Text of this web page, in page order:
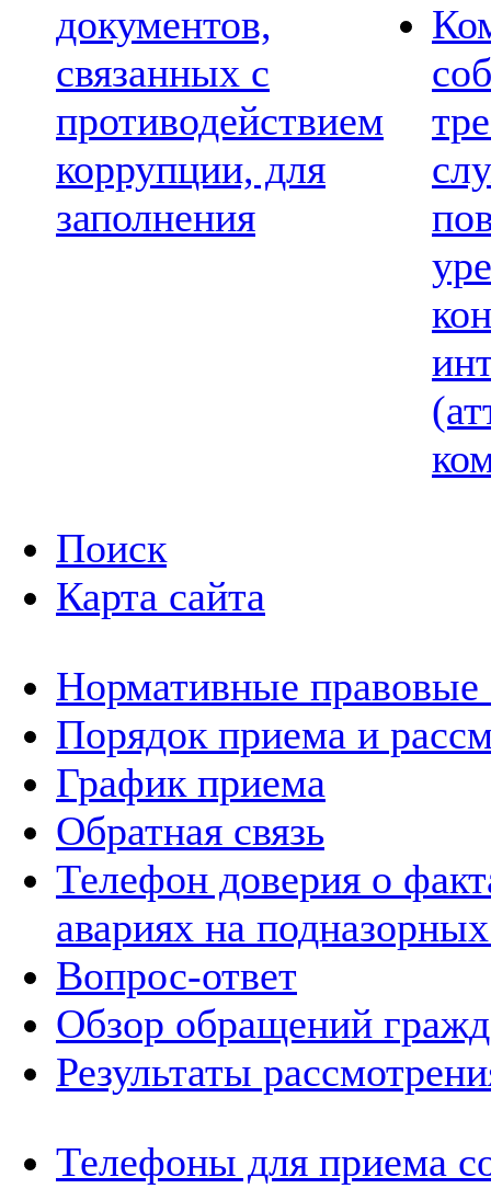
документов,
связанных с
противодействием
коррупции, для
заполнения
Поиск
Карта сайта
Нормативные правовые
Порядок приема и
График приема
Обратная связь
Телефон доверия о
авариях на
Вопрос-ответ
Обзор обращений
Результаты
Телефоны для приема